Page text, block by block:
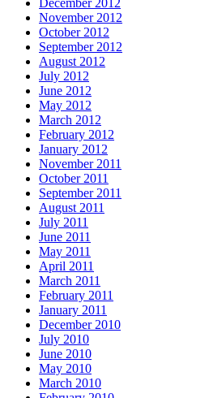
December 2012
November 2012
October 2012
September 2012
August 2012
July 2012
June 2012
May 2012
March 2012
February 2012
January 2012
November 2011
October 2011
September 2011
August 2011
July 2011
June 2011
May 2011
April 2011
March 2011
February 2011
January 2011
December 2010
July 2010
June 2010
May 2010
March 2010